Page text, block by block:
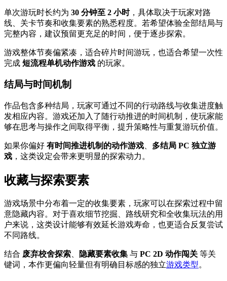
单次游玩时长约为 30 分钟至 2 小时，具体取决于玩家对路
线、关卡节奏和收集要素的熟悉程度。若希望体验全部结局与
完整内容，建议预留更充足的时间，便于逐步探索。
游戏整体节奏偏紧凑，适合碎片时间游玩，也适合希望一次性
完成 短流程单机动作游戏 的玩家。
结局与时间机制
作品包含多种结局，玩家可通过不同的行动路线与收集进度触
发相应内容。游戏还加入了随行动推进的时间机制，使玩家能
够在思考与操作之间取得平衡，提升策略性与重复游玩价值。
如果你偏好 有时间推进机制的动作游戏
多结局 PC 独立游
戏 ，这类设定会带来更明显的探索动力。
收藏与探索要素
游戏场景中分布着一定的收集要素，玩家可以在探索过程中留
意隐藏内容。对于喜欢细节挖掘、路线研究和全收集玩法的用
户来说，这类设计能够有效延长游戏寿命，也更适合反复尝试
不同路线。
结合 废弃校舍探索 隐藏要素收集 与 PC 2D 动作闯关 等关
键词，本作更偏向轻量但有明确目标感的独立游戏类型。